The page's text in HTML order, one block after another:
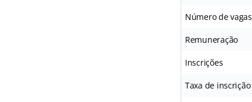
Número de vagas
Remuneração
Inscrições
Taxa de inscrição